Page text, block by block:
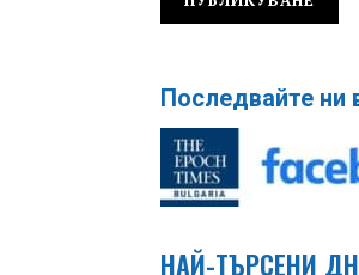
Последвайте ни
НАЙ-ТЪРСЕНИ